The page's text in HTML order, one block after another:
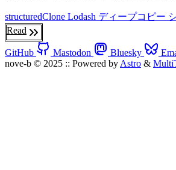
structuredClone Lodash ディープコピー
Read
GitHub Mastodon Bluesky
nove-b © 2025 :: Powered by Astro &